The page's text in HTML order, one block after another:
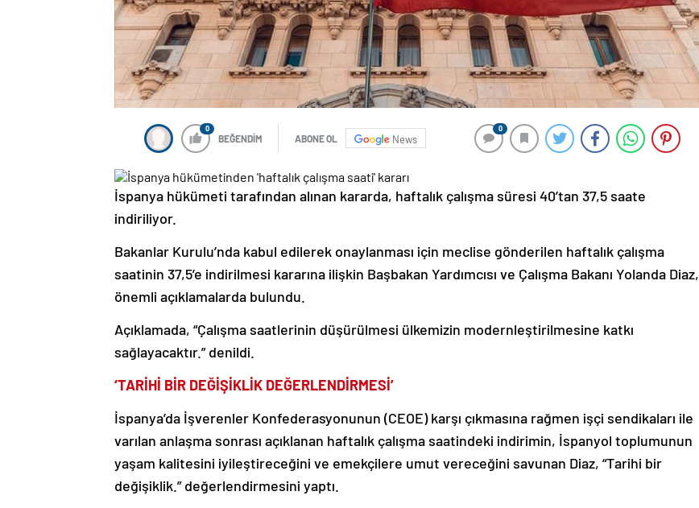
0
BEĞENDİM ABONE OL News
0
İspanya hükümeti tarafından alınan kararda, haftalık çalışma süresi 40’tan 37,5 saate
indiriliyor.
Bakanlar Kurulu’nda kabul edilerek onaylanması için meclise gönderilen haftalık çalışma
saatinin 37,5’e indirilmesi kararına ilişkin Başbakan Yardımcısı ve Çalışma Bakanı Yolanda Diaz,
önemli açıklamalarda bulundu.
Açıklamada, “Çalışma saatlerinin düşürülmesi ülkemizin modernleştirilmesine katkı
sağlayacaktır.” denildi.
‘TARİHİ BİR DEĞİŞİKLİK DEĞERLENDİRMESİ’
İspanya’da İşverenler Konfederasyonunun (CEOE) karşı çıkmasına rağmen işçi sendikaları ile
varılan anlaşma sonrası açıklanan haftalık çalışma saatindeki indirimin, İspanyol toplumunun
yaşam kalitesini iyileştireceğini ve emekçilere umut vereceğini savunan Diaz, “Tarihi bir
değişiklik.” değerlendirmesini yaptı.